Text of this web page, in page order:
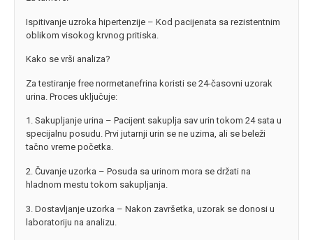
Ispitivanje uzroka hipertenzije – Kod pacijenata sa rezistentnim
oblikom visokog krvnog pritiska.
Kako se vrši analiza?
Za testiranje free normetanefrina koristi se 24-časovni uzorak
urina. Proces uključuje:
1. Sakupljanje urina – Pacijent sakuplja sav urin tokom 24 sata u
specijalnu posudu. Prvi jutarnji urin se ne uzima, ali se beleži
tačno vreme početka.
2. Čuvanje uzorka – Posuda sa urinom mora se držati na
hladnom mestu tokom sakupljanja.
3. Dostavljanje uzorka – Nakon završetka, uzorak se donosi u
laboratoriju na analizu.